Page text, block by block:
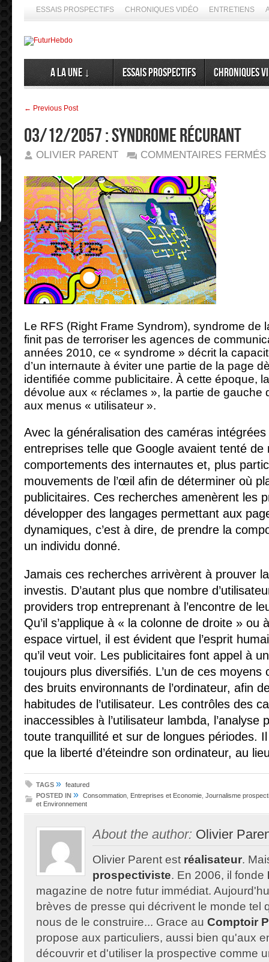
ESSAIS PROSPECTIFS CHRONIQUES VIDÉO ENTRETIENS
A la Une ↓ Essais prospectifs Chroniques
← Previous Post
03/12/2057 : Syndrome récurant
OLIVIER PARENT COMMENTAIRES FERMÉS
Le RFS (Right Frame Syndrom), syndrome de
finit pas de terroriser les agences de
années 2010, ce « syndrome » décrit la
d’un internaute à éviter une partie de la page
identifiée comme publicitaire. À cette époque,
dévolue aux « réclames », la partie de gauche
aux menus « utilisateur ».
Avec la généralisation des caméras
entreprises telle que Google avaient tenté de
comportements des internautes et, plus
mouvements de l’œil afin de déterminer où
publicitaires. Ces recherches amenèrent les
développer des langages permettant aux
dynamiques, c’est à dire, de prendre la
un individu donné.
Jamais ces recherches arrivèrent à prouver
investis. D’autant plus que nombre
providers trop entreprenant à l’encontre de
Qu’il s’applique à « la colonne de droite » ou
espace virtuel, il est évident que l’esprit
qu’il veut voir. Les publicitaires font appel à
toujours plus diversifiés. L’un de ces moyens
des bruits environnants de l’ordinateur, afin
habitudes de l’utilisateur. Les contrôles des
inaccessibles à l’utilisateur lambda, l’analyse
toute tranquillité et sur de longues périodes.
que la liberté d’éteindre son ordinateur, au
TAGS » featured
POSTED IN » Consommation Entreprises et Economie Journalisme
et Environnement
About the author: Olivier
Olivier Parent est réalisateur.
prospectiviste. En 2006, il fonde
magazine de notre futur immédiat.
brèves de presse qui décrivent le monde tel
nous de le construire... Grace au Comptoir
propose aux particuliers, aussi bien qu'aux
découvrir et d'utiliser la prospective comme